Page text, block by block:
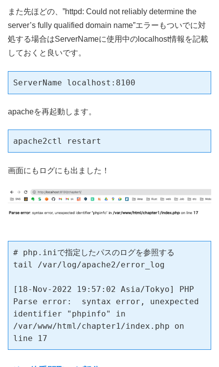
また先ほどの、”httpd: Could not reliably determine the
server’s fully qualified domain name”エラーもついでに対
処する場合はServerNameに使用中のlocalhost情報を記載
しておくと良いです。
ServerName localhost:8100
apacheを再起動します。
apache2ctl restart
画面にもログにも出ました！
# php.iniで指定したパスのログを参照する
tail /var/log/apache2/error_log
[18-Nov-2022 19:57:02 Asia/Tokyo] PHP
Parse error:  syntax error, unexpected
identifier "phpinfo" in
/var/www/html/chapter1/index.php on
line 17